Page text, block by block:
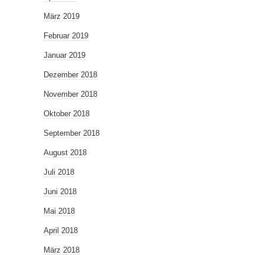
März 2019
Februar 2019
Januar 2019
Dezember 2018
November 2018
Oktober 2018
September 2018
August 2018
Juli 2018
Juni 2018
Mai 2018
April 2018
März 2018